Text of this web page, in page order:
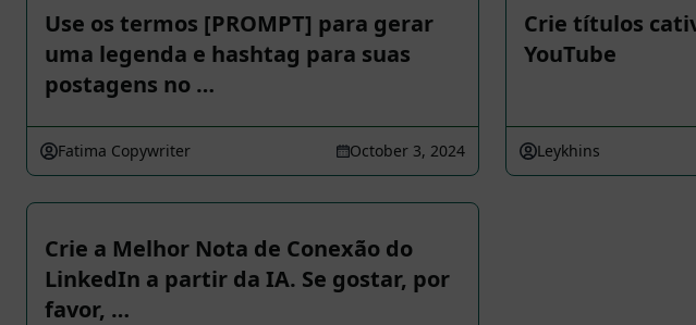
Use os termos [PROMPT] para gerar
uma legenda e hashtag para suas
postagens no …
Fatima Copywriter October 3, 2024
Crie títulos
YouTube
Leykhins
Crie a Melhor Nota de Conexão do
LinkedIn a partir da IA. Se gostar, por
favor, …